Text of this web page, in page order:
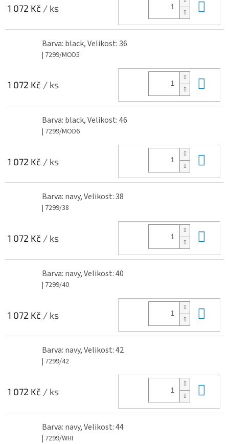
1 072 Kč / ks
Barva: black, Velikost: 36
| 7299/MOD5
1 072 Kč / ks
Barva: black, Velikost: 46
| 7299/MOD6
1 072 Kč / ks
Barva: navy, Velikost: 38
| 7299/38
1 072 Kč / ks
Barva: navy, Velikost: 40
| 7299/40
1 072 Kč / ks
Barva: navy, Velikost: 42
| 7299/42
1 072 Kč / ks
Barva: navy, Velikost: 44
| 7299/WHI